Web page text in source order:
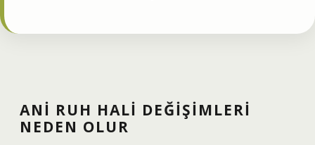
ANI RUH HALI DEĞIŞIMLERI
NEDEN OLUR